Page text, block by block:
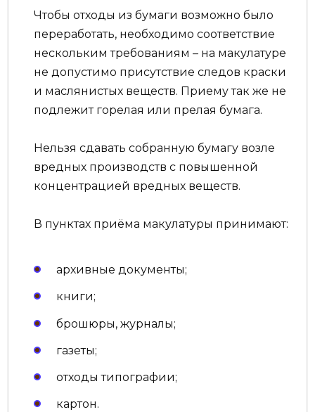
Чтобы отходы из бумаги возможно было
переработать, необходимо соответствие
нескольким требованиям – на макулатуре
не допустимо присутствие следов краски
и маслянистых веществ. Приему так же не
подлежит горелая или прелая бумага.
Нельзя сдавать собранную бумагу возле
вредных производств с повышенной
концентрацией вредных веществ.
В пунктах приёма макулатуры принимают:
архивные документы;
книги;
брошюры, журналы;
газеты;
отходы типографии;
картон.